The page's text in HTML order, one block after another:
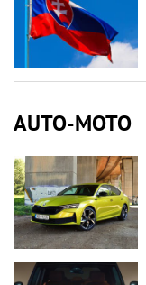
AUTO-MOTO